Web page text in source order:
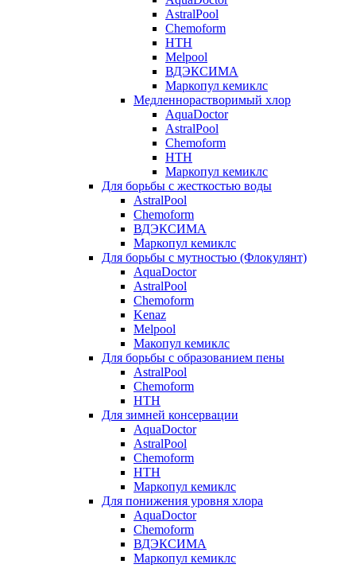
AstralPool
Chemoform
HTH
Melpool
ВДЭКСИМА
Маркопул кемиклс
Медленнорастворимый хлор
AquaDoctor
AstralPool
Chemoform
HTH
Маркопул кемиклс
Для борьбы с жесткостью воды
AstralPool
Chemoform
ВДЭКСИМА
Маркопул кемиклс
Для борьбы с мутностью (Флокулянт)
AquaDoctor
AstralPool
Chemoform
Kenaz
Melpool
Макопул кемиклс
Для борьбы с образованием пены
AstralPool
Chemoform
HTH
Для зимней консервации
AquaDoctor
AstralPool
Chemoform
HTH
Маркопул кемиклс
Для понижения уровня хлора
AquaDoctor
Chemoform
ВДЭКСИМА
Маркопул кемиклс